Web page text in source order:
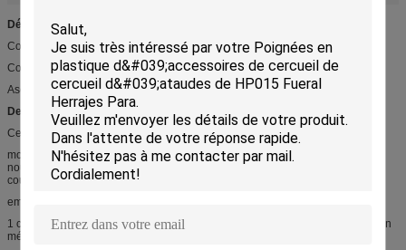
Détail rapide :
Coin C010 réglé de cercueil
Coin et crochets en plastique avec la barre d'acier
Ascenseur maximum 300kg
Description :
Cercueil C010 faisant le coin
montage de poignée
nouveaux matériel de pp ou pp réutilisés
couleur differrent disponible
emballage selon la demande de client
1 coener réglé de l'incloud 4, 8handles, tube solitaire en métal 2, tube court en
métal 2